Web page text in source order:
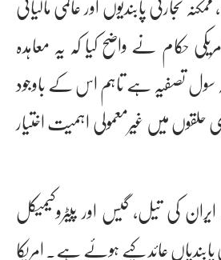
حکام نے واضح کیا کہ یہ معاہدہ
سول تصفیہ ہے تاہم اس کے باوجود
حلقوں میں غیرمعمولی اہمیت اختیار
کی تیل، گیس اور پیٹروکیمیکل
عائد کیے ہوئے ہے۔ امریکا